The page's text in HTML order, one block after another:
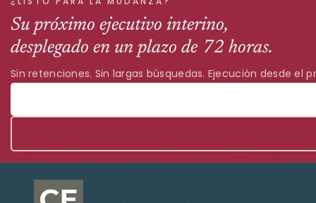
Su próximo ejecutivo interino,
desplegado en un plazo de 72 horas.
Sin retenciones. Sin largas búsquedas. Ejecución desde el